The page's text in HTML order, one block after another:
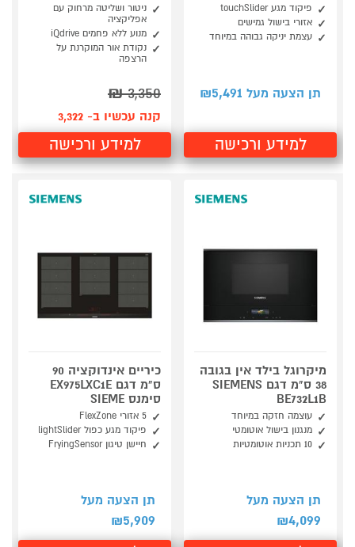
פיקוד מגע touchSlider
אזורי בישול גמישים
עצמת יניקה גבוהה במיוחד
תן הצעה מעל ₪ 5,491
למידע ורכישה
ניטור ושליטה מרחוק עם
אפליקציה
מנוע ללא פחמים iQdrive
נקודת אור המוקרנת על
הרצפה
3,350
₪
קנה עכשיו ב- 3,322
למידע ורכישה
מיקרוגל בילד אין בגובה
38 ס"מ דגם SIEMENS
BE732L1B
עוצמה חזקה במיוחד
מנגנון בישול אוטומטי
10 תכניות אוטומטיות
תן הצעה מעל
₪4,099
כיריים אינדוקציה 90
ס"מ דגם EX975LXC1E
סימנס SIEME
5 אזורי FlexZone
פיקוד מגע כפול lightSlider
חיישן טיגון FryingSensor
תן הצעה מעל
₪5,909